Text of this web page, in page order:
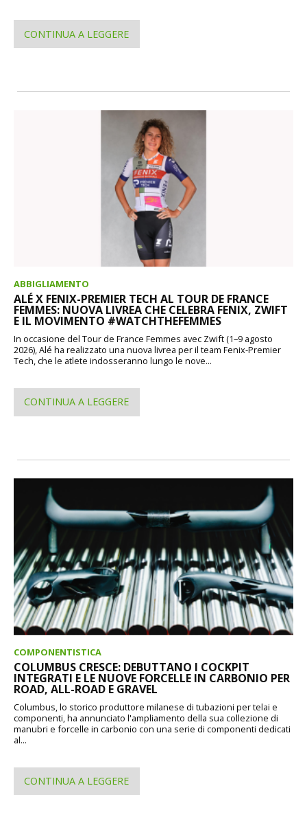
CONTINUA A LEGGERE
ABBIGLIAMENTO
ALÉ X FENIX-PREMIER TECH AL TOUR DE FRANCE
FEMMES: NUOVA LIVREA CHE CELEBRA FENIX, ZWIFT
E IL MOVIMENTO #WATCHTHEFEMMES
In occasione del Tour de France Femmes avec Zwift (1–9 agosto
2026), Alé ha realizzato una nuova livrea per il team Fenix-Premier
Tech, che le atlete indosseranno lungo le nove...
CONTINUA A LEGGERE
COMPONENTISTICA
COLUMBUS CRESCE: DEBUTTANO I COCKPIT
INTEGRATI E LE NUOVE FORCELLE IN CARBONIO PER
ROAD, ALL-ROAD E GRAVEL
Columbus, lo storico produttore milanese di tubazioni per telai e
componenti, ha annunciato l'ampliamento della sua collezione di
manubri e forcelle in carbonio con una serie di componenti dedicati
al...
CONTINUA A LEGGERE